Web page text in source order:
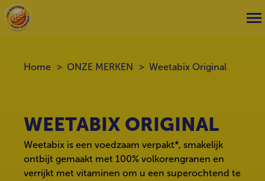
WEETABIX ORIGINAL
Home ONZE MERKEN Weetabix Original
Weetabix is een voedzaam verpakt*, smakelijk
ontbijt gemaakt met 100% volkorengranen en
verrijkt met vitaminen om u een superochtend te